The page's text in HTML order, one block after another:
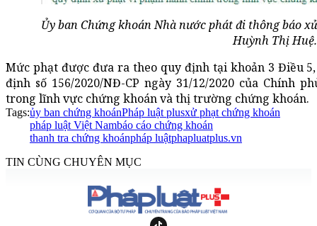
Ủy ban Chứng khoán Nhà nước phát đi thông báo
Huỳnh Thị Huệ.
Mức phạt được đưa ra theo quy định tại khoản 3 Điều
định số 156/2020/NĐ-CP ngày 31/12/2020 của Chính
trong lĩnh vực chứng khoán và thị trường chứng khoán.
Tags:ủy ban chứng khoánPháp luật plusxử phạt chứng khoán
pháp luật Việt Nambáo cáo chứng khoán
thanh tra chứng khoánpháp luậtphapluatplus.vn
TIN CÙNG CHUYÊN MỤC